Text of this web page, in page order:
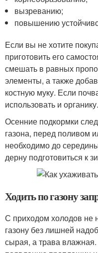
вызреванию;
повышению
Если вы не хотите
приготовить его
смешать в равных
элементы, а также
костную муку. Если
использовать и органику.
Осенние подкормки
газона, перед поливом
необходимо до
дерну подготовиться к
Ходить по газону
С приходом холодов не
газону без лишней
сырая, а трава